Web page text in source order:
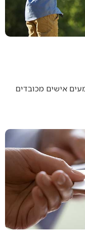
אישים מכובדים